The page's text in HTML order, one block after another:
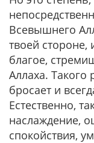
Всевышнего
твоей
благое,
Аллаха.
бросает и
Естественно,
наслаждение,
спокойствия,